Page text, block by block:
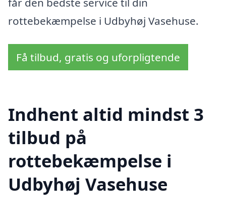
rottebekæmpelse i Udbyhøj Vasehuse.
Få tilbud, gratis og uforpligtende
Indhent altid mindst 3
tilbud på
rottebekæmpelse i
Udbyhøj Vasehuse